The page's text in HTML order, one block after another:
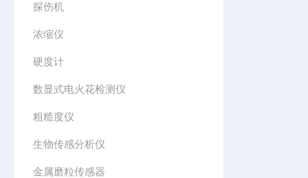
探伤机
浓缩仪
硬度计
数显式电火花检测仪
粗糙度仪
生物传感分析仪
金属磨粒传感器